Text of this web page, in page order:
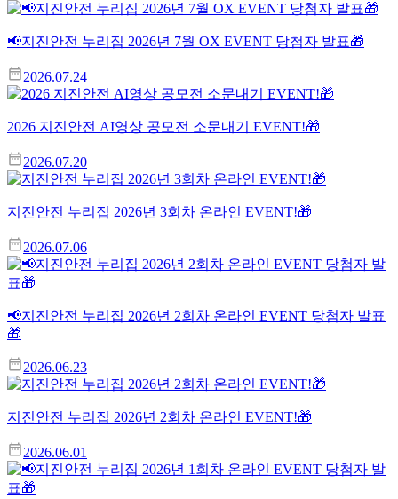
📢지진안전 누리집 2026년 7월 OX EVENT 당첨자 발표🎁
2026.07.24
2026 지진안전 AI영상 공모전 소문내기 EVENT!🎁
2026.07.20
지진안전 누리집 2026년 3회차 온라인 EVENT!🎁
2026.07.06
📢지진안전 누리집 2026년 2회차 온라인 EVENT 당첨자 발표
🎁
2026.06.23
지진안전 누리집 2026년 2회차 온라인 EVENT!🎁
2026.06.01